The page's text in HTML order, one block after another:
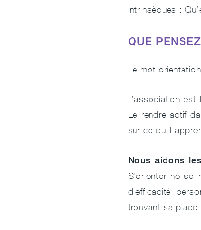
intrinsèques :
QUE
Le mot
L’association
Le rendre actif
sur ce qu’il
Nous aidons
S'orienter ne se
d’efficacité
trouvant sa place.